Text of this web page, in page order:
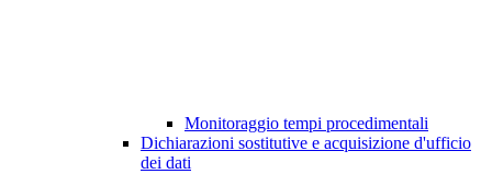
Monitoraggio tempi procedimentali
Dichiarazioni sostitutive e acquisizione d'ufficio
dei dati